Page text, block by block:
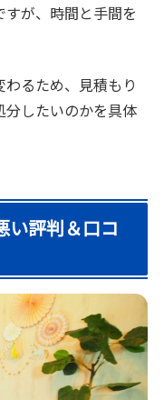
が、時間と手間を
るため、見積もり
したいのかを具体
い評判＆口コ